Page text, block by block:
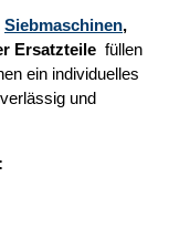
Siebmaschinen,
Ersatzteile füllen
ein individuelles
und